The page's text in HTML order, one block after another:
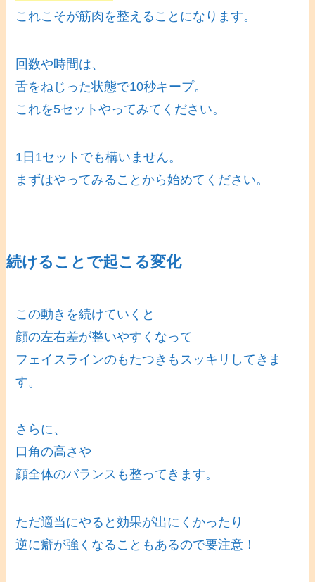
これこそが筋肉を整えることになります。
回数や時間は、
舌をねじった状態で10秒キープ。
これを5セットやってみてください。
1日1セットでも構いません。
まずはやってみることから始めてください。
続けることで起こる変化
この動きを続けていくと
顔の左右差が整いやすくなって
フェイスラインのもたつきもスッキリしてきま
す。
さらに、
口角の高さや
顔全体のバランスも整ってきます。
ただ適当にやると効果が出にくかったり
逆に癖が強くなることもあるので要注意！